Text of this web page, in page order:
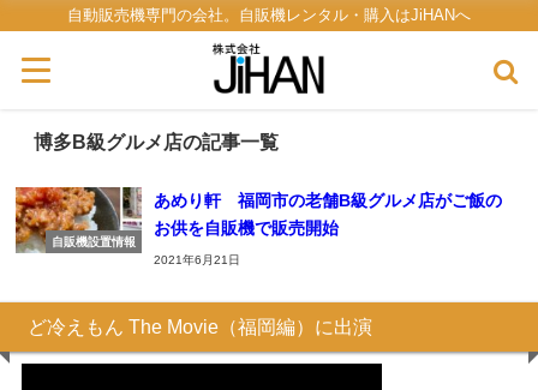
自動販売機専門の会社。自販機レンタル・購入はJiHANへ
博多B級グルメ店の記事一覧
自販機設置情報
あめり軒 福岡市の老舗B級グルメ店がご飯の
お供を自販機で販売開始
2021年6月21日
ど冷えもん The Movie（福岡編）に出演